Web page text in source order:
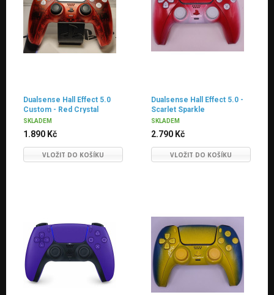
Dualsense Hall Effect 5.0
Custom - Red Crystal
SKLADEM
1.890 Kč
VLOŽIT DO KOŠÍKU
Dualsense Hall Effect 5.0 -
Scarlet Sparkle
SKLADEM
2.790 Kč
VLOŽIT DO KOŠÍKU